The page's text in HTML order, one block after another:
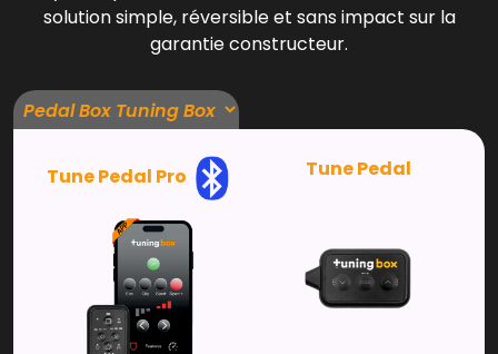
solution simple, réversible et sans impact sur la
garantie constructeur.
Tune Pedal Pro Tune Pedal